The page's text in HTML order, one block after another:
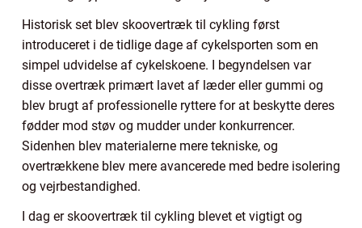
Historisk set blev skoovertræk til cykling først
introduceret i de tidlige dage af cykelsporten som en
simpel udvidelse af cykelskoene. I begyndelsen var
disse overtræk primært lavet af læder eller gummi og
blev brugt af professionelle ryttere for at beskytte deres
fødder mod støv og mudder under konkurrencer.
Sidenhen blev materialerne mere tekniske, og
overtrækkene blev mere avancerede med bedre isolering
og vejrbestandighed.
I dag er skoovertræk til cykling blevet et vigtigt og